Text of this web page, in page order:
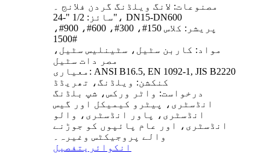
مصنوعات: لانگ ویلڈنگ گردن فلانج ۔
سائز: 1/2 "-24"، DN15-DN600
پریشر: کلاس 150#، 300#، 600#، 900#،
1500#
مواد: کاربن سٹیل، سٹینلیس سٹیل،
مصر دات سٹیل
معیاری: ANSI B16.5, EN 1092-1, JIS B2220
کنکشن: ویلڈنگ، تھریڈڈ
درخواست: واٹر ورکس، شپ بلڈنگ
انڈسٹری، پیٹرو کیمیکل اور گیس
انڈسٹری، پاور انڈسٹری، والو
انڈسٹری، اور عام پائپوں کو جوڑنے
والے پروجیکٹس وغیرہ۔
انکوائری تفصیل